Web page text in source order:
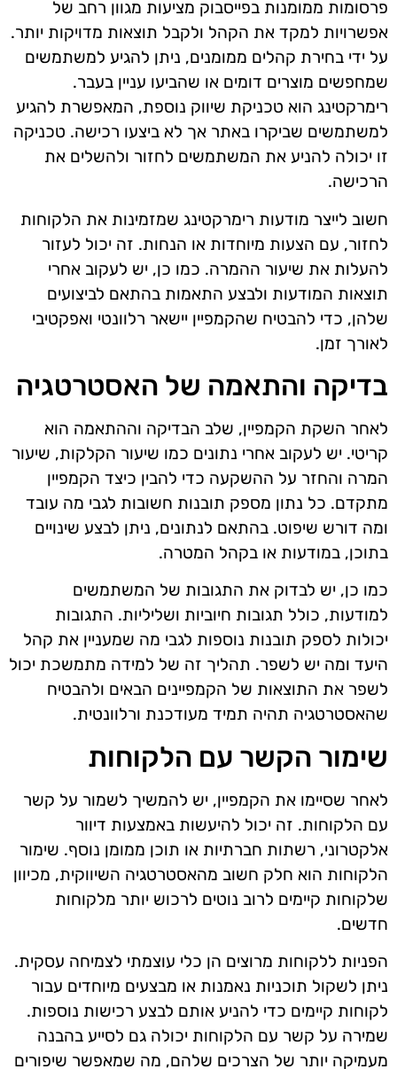
פרסומות ממומנות בפייסבוק מציעות מגוון רחב של
אפשרויות למקד את הקהל ולקבל תוצאות מדויקות יותר.
על ידי בחירת קהלים ממומנים, ניתן להגיע למשתמשים
שמחפשים מוצרים דומים או שהביעו עניין בעבר.
רימרקטינג הוא טכניקת שיווק נוספת, המאפשרת להגיע
למשתמשים שביקרו באתר אך לא ביצעו רכישה. טכניקה
זו יכולה להניע את המשתמשים לחזור ולהשלים את
הרכישה.
חשוב לייצר מודעות רימרקטינג שמזמינות את הלקוחות
לחזור, עם הצעות מיוחדות או הנחות. זה יכול לעזור
להעלות את שיעור ההמרה. כמו כן, יש לעקוב אחרי
תוצאות המודעות ולבצע התאמות בהתאם לביצועים
שלהן, כדי להבטיח שהקמפיין יישאר רלוונטי ואפקטיבי
לאורך זמן.
בדיקה והתאמה של האסטרטגיה
לאחר השקת הקמפיין, שלב הבדיקה וההתאמה הוא
קריטי. יש לעקוב אחרי נתונים כמו שיעור הקלקות, שיעור
המרה והחזר על ההשקעה כדי להבין כיצד הקמפיין
מתקדם. כל נתון מספק תובנות חשובות לגבי מה עובד
ומה דורש שיפוט. בהתאם לנתונים, ניתן לבצע שינויים
בתוכן, במודעות או בקהל המטרה.
כמו כן, יש לבדוק את התגובות של המשתמשים
למודעות, כולל תגובות חיוביות ושליליות. התגובות
יכולות לספק תובנות נוספות לגבי מה שמעניין את קהל
היעד ומה יש לשפר. תהליך זה של למידה מתמשכת יכול
לשפר את התוצאות של הקמפיינים הבאים ולהבטיח
שהאסטרטגיה תהיה תמיד מעודכנת ורלוונטית.
שימור הקשר עם הלקוחות
לאחר שסיימו את הקמפיין, יש להמשיך לשמור על קשר
עם הלקוחות. זה יכול להיעשות באמצעות דיוור
אלקטרוני, רשתות חברתיות או תוכן ממומן נוסף. שימור
הלקוחות הוא חלק חשוב מהאסטרטגיה השיווקית, מכיוון
שלקוחות קיימים לרוב נוטים לרכוש יותר מלקוחות
חדשים.
הפניות ללקוחות מרוצים הן כלי עוצמתי לצמיחה עסקית.
ניתן לשקול תוכניות נאמנות או מבצעים מיוחדים עבור
לקוחות קיימים כדי להניע אותם לבצע רכישות נוספות.
שמירה על קשר עם הלקוחות יכולה גם לסייע בהבנה
מעמיקה יותר של הצרכים שלהם, מה שמאפשר שיפורים